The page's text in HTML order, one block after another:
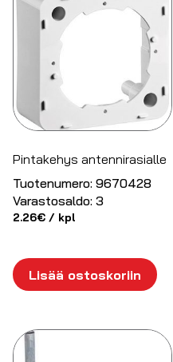
Pintakehys antennirasialle
Tuotenumero: 9670428
Varastosaldo: 3
2.26€ / kpl
Lisää ostoskoriin